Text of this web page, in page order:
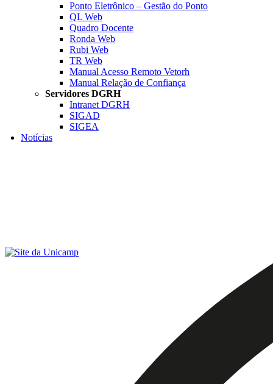
Ponto Eletrônico – Gestão do Ponto
QL Web
Quadro Docente
Ronda Web
Rubi Web
TR Web
Manual Acesso Remoto Vetorh
Manual Relação de Confiança
Servidores DGRH
Intranet DGRH
SIGAD
SIGEA
Notícias